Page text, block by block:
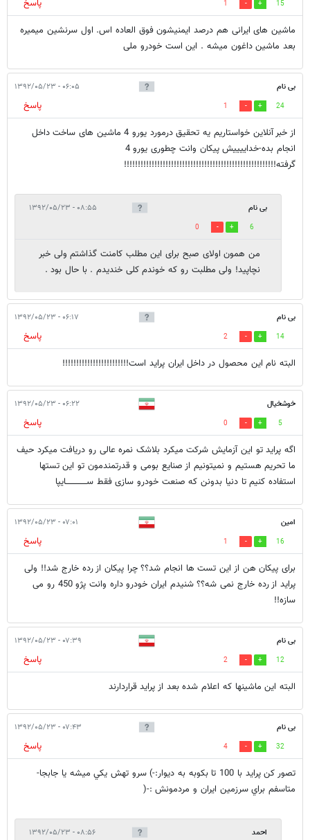
15
1
پاسخ
ماشین های ایرانی هم درصد ایمنیشون فوق العاده اس. اول سرنشین میمیره
بعد ماشین داغون میشه . این است خودرو ملی
بی نام ۰۶:۰۵ - ۱۳۹۲/۰۵/۲۳
24
1
پاسخ
از خبر آنلاین خواستاریم یه تحقیق درمورد یورو 4 ماشین های ساخت داخل
انجام بده-خداییییش پیکان وانت چطوری یورو 4
گرفته!!!!!!!!!!!!!!!!!!!!!!!!!!!!!!!!!!!!!!!!!!!!!!!!!!!!!!!
بی نام ۰۸:۵۵ - ۱۳۹۲/۰۵/۲۳
6
0
من همون اولای صبح برای این مطلب کامنت گذاشتم ولی خبر
نچاپید! ولی مطلبت رو که خوندم کلی خندیدم . با حال بود .
بی نام ۰۶:۱۷ - ۱۳۹۲/۰۵/۲۳
14
2
پاسخ
البته نام این محصول در داخل ایران پراید است!!!!!!!!!!!!!!!!!!!!!!!!
خوشخیال ۰۶:۲۲ - ۱۳۹۲/۰۵/۲۳
5
0
پاسخ
اگه پراید تو این آزمایش شرکت میکرد بلاشک نمره عالی رو دریافت میکرد حیف
ما تحریم هستیم و نمیتونیم از صنایع بومی و قدرتمندمون تو این تستها
استفاده کنیم تا دنیا بدونن که صنعت خودرو سازی فقط ســـــــــــــــایپا
امین ۰۷:۰۱ - ۱۳۹۲/۰۵/۲۳
16
1
پاسخ
برای پیکان هن از این تست ها انجام شد؟؟ چرا پیکان از رده خارج شد!! ولی
پراید از رده خارج نمی شه؟؟ شنیدم ایران خودرو داره وانت پژو 450 رو می
سازه!!
بی نام ۰۷:۳۹ - ۱۳۹۲/۰۵/۲۳
12
2
پاسخ
البته این ماشینها که اعلام شده بعد از پراید قراردارند
بی نام ۰۷:۴۳ - ۱۳۹۲/۰۵/۲۳
32
4
پاسخ
تصور كن پرايد با 100 تا بكوبه به ديوار:-) سرو تهش يكي ميشه يا جابجا-
متاسفم براي سرزمين ايران و مردمونش :-(
احمد ۰۸:۵۶ - ۱۳۹۲/۰۵/۲۳